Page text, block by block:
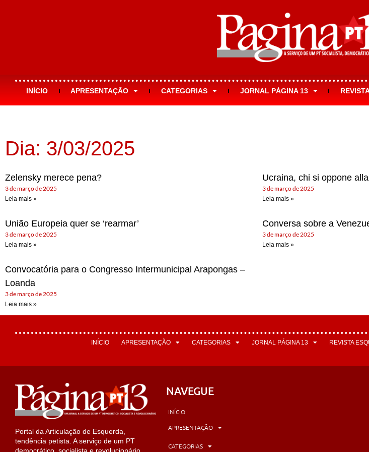
INÍCIO APRESENTAÇÃO CATEGORIAS JORNAL PÁGINA 13
Dia: 3/03/2025
Zelensky merece pena?
3 de março de 2025
Leia mais »
Ucraina, chi si oppone
3 de março de 2025
Leia mais »
União Europeia quer se ‘rearmar’
3 de março de 2025
Leia mais »
Conversa sobre a
3 de março de 2025
Leia mais »
Convocatória para o Congresso Intermunicipal Arapongas –
Loanda
3 de março de 2025
Leia mais »
INÍCIO APRESENTAÇÃO CATEGORIAS JORNAL PÁGINA 13 REVISTA
Portal da Articulação de Esquerda,
tendência petista. A serviço de um PT
NAVEGUE
INÍCIO
APRESENTAÇÃO
CATEGORIAS